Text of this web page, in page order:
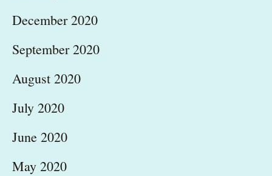
December 2020
September 2020
August 2020
July 2020
June 2020
May 2020